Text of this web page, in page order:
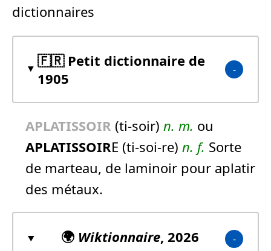
dictionnaires
🇫🇷 Petit dictionnaire de
1905
APLATISSOIR (ti-soir) n. m. ou
APLATISSOIRE (ti-soi-re) n. f. Sorte
de marteau, de laminoir pour aplatir
des métaux.
🌍 Wiktionnaire, 2026